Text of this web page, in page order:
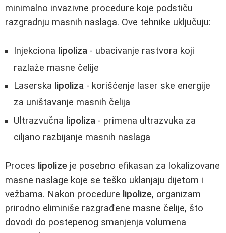
minimalno invazivne procedure koje podstiču
razgradnju masnih naslaga. Ove tehnike uključuju:
Injekciona lipoliza - ubacivanje rastvora koji
razlaže masne čelije
Laserska lipoliza - korišćenje laser ske energije
za uništavanje masnih čelija
Ultrazvučna lipoliza - primena ultrazvuka za
ciljano razbijanje masnih naslaga
Proces lipolize je posebno efikasan za lokalizovane
masne naslage koje se teško uklanjaju dijetom i
vežbama. Nakon procedure lipolize, organizam
prirodno eliminiše razgrađene masne čelije, što
dovodi do postepenog smanjenja volumena